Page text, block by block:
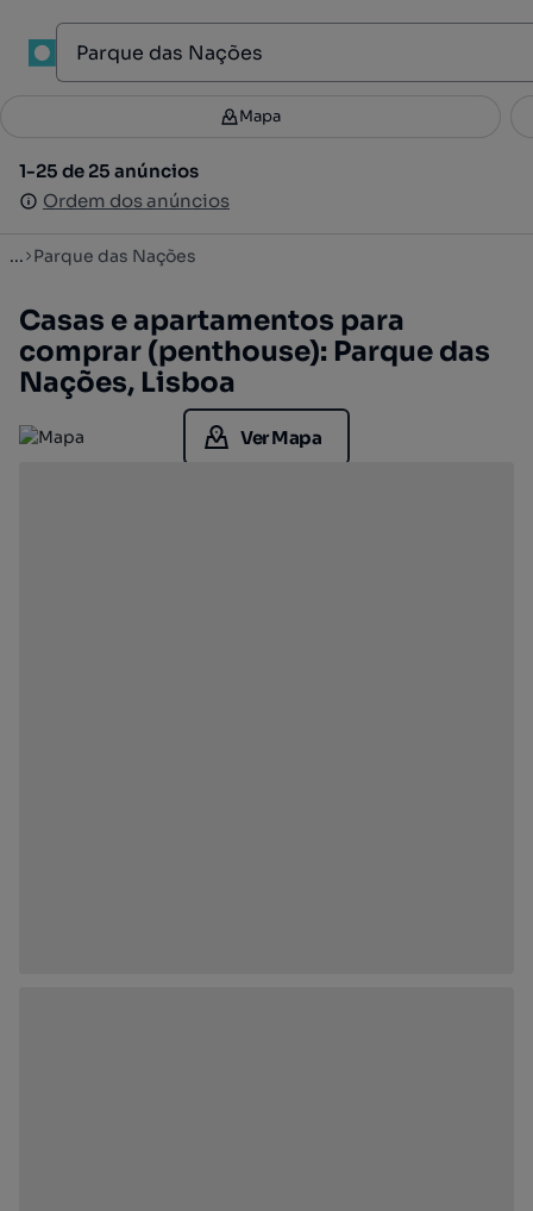
Filtros 2
1-25 de 25 anúncios
Ordem dos anúncios
Mapa
1-25 de 25 anúncios
Ordem dos anúncios
... Parque das Nações
Casas e apartamentos para
comprar (penthouse): Parque das
Nações, Lisboa
Ver Mapa